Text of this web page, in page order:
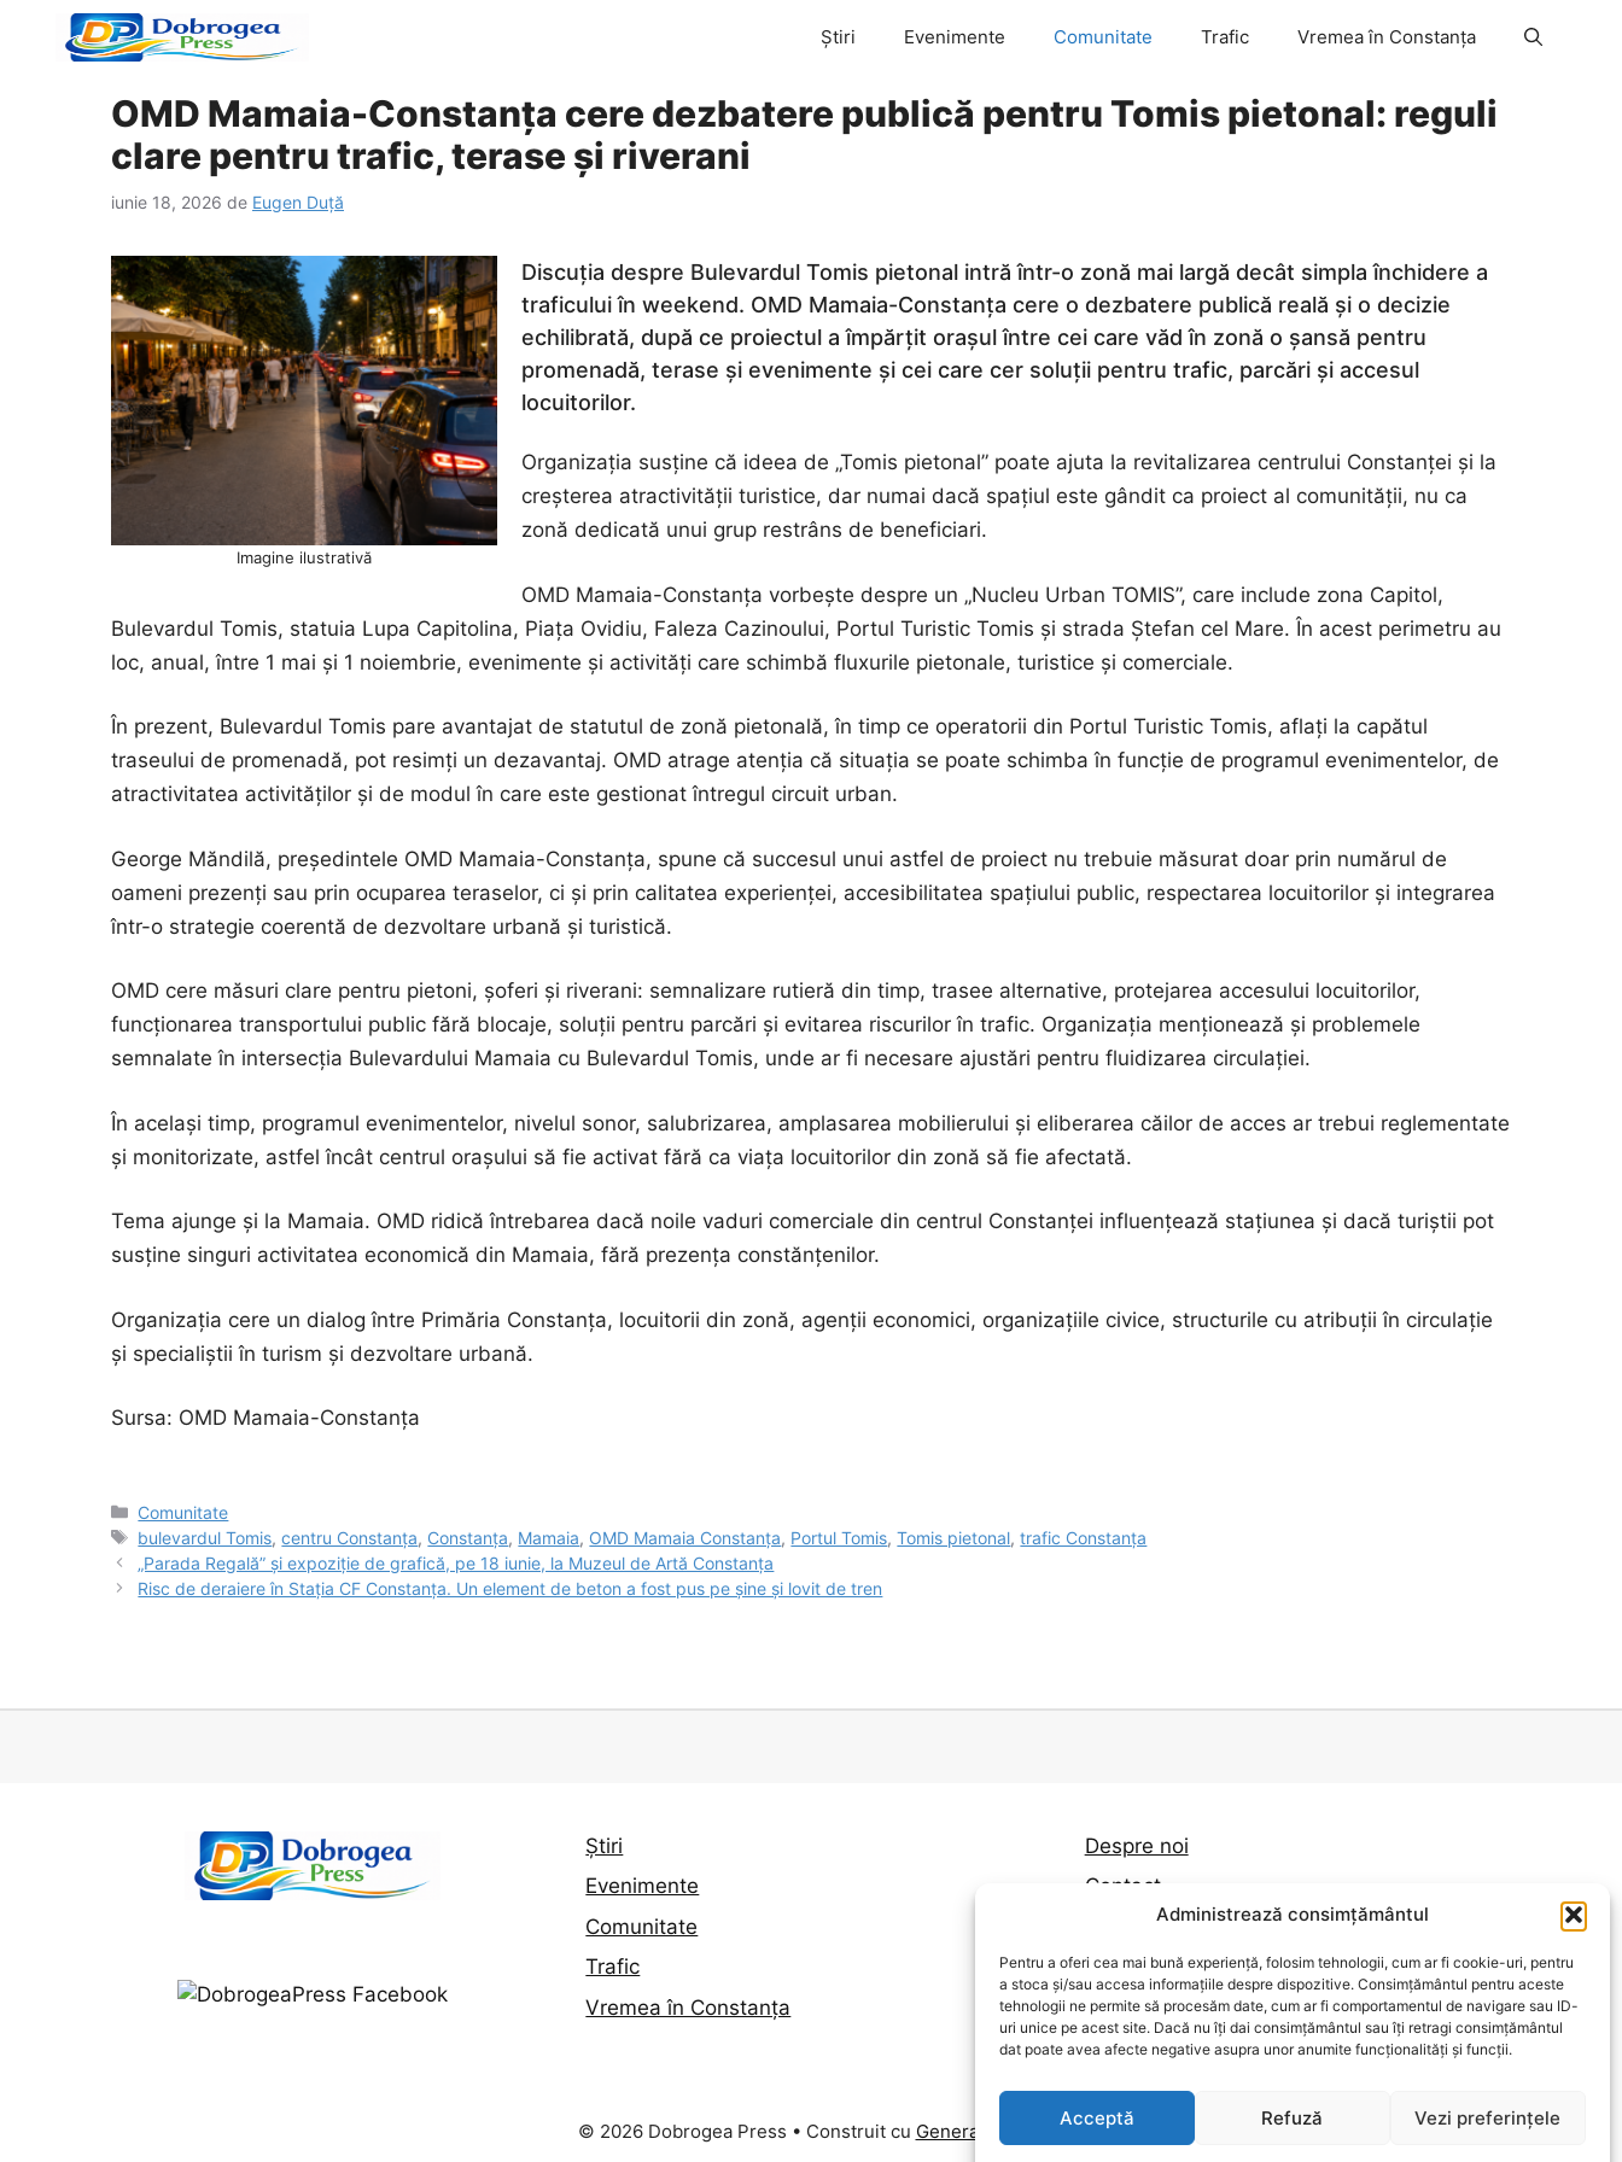
Administrează consimțământul
Pentru a oferi cea mai bună experiență, folosim tehnologii, cum ar fi cookie-uri, pentru
a stoca și/sau accesa informațiile despre dispozitive. Consimțământul pentru aceste
tehnologii ne permite să procesăm date, cum ar fi comportamentul de navigare sau ID-
uri unice pe acest site. Dacă nu îți dai consimțământul sau îți retragi consimțământul
dat poate avea afecte negative asupra unor anumite funcționalități și funcții.
Acceptă Refuză Vezi preferințele
Știri Evenimente Comunitate Trafic Vremea în Constanța
OMD Mamaia-Constanța cere dezbatere publică pentru Tomis pietonal: reguli
clare pentru trafic, terase și riverani
iunie 18, 2026 de Eugen Duță
Imagine ilustrativă
Discuția despre Bulevardul Tomis pietonal intră într-o zonă mai largă decât simpla închidere a
traficului în weekend. OMD Mamaia-Constanța cere o dezbatere publică reală și o decizie
echilibrată, după ce proiectul a împărțit orașul între cei care văd în zonă o șansă pentru
promenadă, terase și evenimente și cei care cer soluții pentru trafic, parcări și accesul
locuitorilor.
Organizația susține că ideea de „Tomis pietonal” poate ajuta la revitalizarea centrului Constanței și la
creșterea atractivității turistice, dar numai dacă spațiul este gândit ca proiect al comunității, nu ca
zonă dedicată unui grup restrâns de beneficiari.
OMD Mamaia-Constanța vorbește despre un „Nucleu Urban TOMIS”, care include zona Capitol,
Bulevardul Tomis, statuia Lupa Capitolina, Piața Ovidiu, Faleza Cazinoului, Portul Turistic Tomis și strada Ștefan cel Mare. În acest perimetru au
loc, anual, între 1 mai și 1 noiembrie, evenimente și activități care schimbă fluxurile pietonale, turistice și comerciale.
În prezent, Bulevardul Tomis pare avantajat de statutul de zonă pietonală, în timp ce operatorii din Portul Turistic Tomis, aflați la capătul
traseului de promenadă, pot resimți un dezavantaj. OMD atrage atenția că situația se poate schimba în funcție de programul evenimentelor, de
atractivitatea activităților și de modul în care este gestionat întregul circuit urban.
George Măndilă, președintele OMD Mamaia-Constanța, spune că succesul unui astfel de proiect nu trebuie măsurat doar prin numărul de
oameni prezenți sau prin ocuparea teraselor, ci și prin calitatea experienței, accesibilitatea spațiului public, respectarea locuitorilor și integrarea
într-o strategie coerentă de dezvoltare urbană și turistică.
OMD cere măsuri clare pentru pietoni, șoferi și riverani: semnalizare rutieră din timp, trasee alternative, protejarea accesului locuitorilor,
funcționarea transportului public fără blocaje, soluții pentru parcări și evitarea riscurilor în trafic. Organizația menționează și problemele
semnalate în intersecția Bulevardului Mamaia cu Bulevardul Tomis, unde ar fi necesare ajustări pentru fluidizarea circulației.
În același timp, programul evenimentelor, nivelul sonor, salubrizarea, amplasarea mobilierului și eliberarea căilor de acces ar trebui reglementate
și monitorizate, astfel încât centrul orașului să fie activat fără ca viața locuitorilor din zonă să fie afectată.
Tema ajunge și la Mamaia. OMD ridică întrebarea dacă noile vaduri comerciale din centrul Constanței influențează stațiunea și dacă turiștii pot
susține singuri activitatea economică din Mamaia, fără prezența constănțenilor.
Organizația cere un dialog între Primăria Constanța, locuitorii din zonă, agenții economici, organizațiile civice, structurile cu atribuții în circulație
și specialiștii în turism și dezvoltare urbană.
Sursa: OMD Mamaia-Constanța
Categorii
Comunitate
Etichete
bulevardul Tomis,centru Constanța, Constanța, Mamaia, OMD Mamaia Constanța, Portul Tomis,Tomis pietonal,trafic Constanța
„Parada Regală” și expoziție de grafică, pe 18 iunie, la Muzeul de Artă Constanța
Risc de deraiere în Stația CF Constanța. Un element de beton a fost pus pe șine și lovit de tren
Știri
Evenimente
Comunitate
Trafic
Vremea în Constanța
Despre noi
Contact
Politica de confidențialitate
Termeni și condiții
Politica de cookies
© 2026 Dobrogea Press • Construit cu GeneratePress